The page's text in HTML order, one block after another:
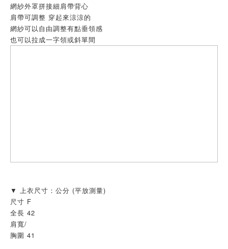
網紗外罩拼接細肩帶背心
肩帶可調整 穿起來涼涼的
網紗可以自由調整有點垂領感
也可以拉成一字領或斜單間
▼ 上衣尺寸：公分 (平放測量)
尺寸 F
全長 42
肩寬/
胸圍 41